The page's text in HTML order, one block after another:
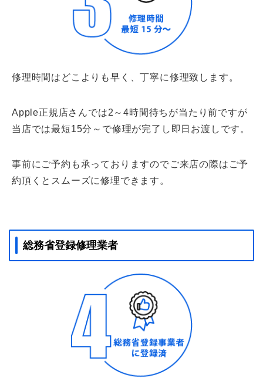
修理時間はどこよりも早く、丁寧に修理致します。
Apple正規店さんでは2～4時間待ちが当たり前ですが
当店では最短15分～で修理が完了し即日お渡しです。
事前にご予約も承っておりますのでご来店の際はご予
約頂くとスムーズに修理できます。
総務省登録修理業者